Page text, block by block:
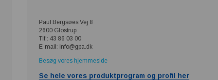
Paul Bergsøes Vej 8
2600 Glostrup
Tlf.: 43 86 03 00
E-mail: info@gpa.dk
Besøg vores hjemmeside
Se hele vores produktprogram og profil her